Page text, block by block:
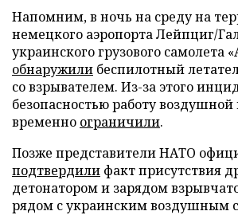
Напомним, в ночь на среду на
немецкого аэропорта Лейпциг/
украинского грузового самолета
обнаружили беспилотный
со взрывателем. Из-за этого
безопасностью работу воздушной
временно ограничили.
Позже представители НАТО
подтвердили факт присутствия
детонатором и зарядом
рядом с украинским воздушным